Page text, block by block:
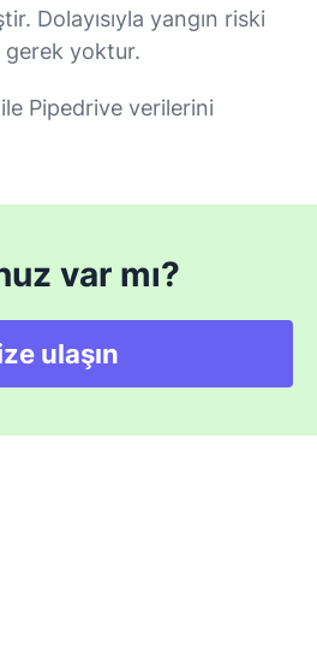
Dolayısıyla yangın riski
gerek yoktur.
Pipedrive verilerini
var mı?
ulaşın